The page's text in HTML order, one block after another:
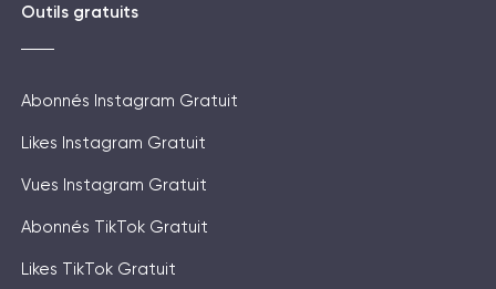
Outils gratuits
Abonnés Instagram Gratuit
Likes Instagram Gratuit
Vues Instagram Gratuit
Abonnés TikTok Gratuit
Likes TikTok Gratuit